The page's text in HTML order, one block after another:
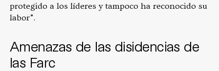
protegido a los líderes y tampoco ha reconocido su
labor”.
Amenazas de las disidencias de
las Farc